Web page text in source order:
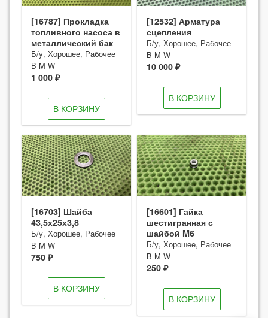
[16787] Прокладка
топливного насоса в
металлический бак
Б/у, Хорошее, Рабочее
B M W
1 000 ₽
В КОРЗИНУ
[12532] Арматура
сцепления
Б/у, Хорошее, Рабочее
B M W
10 000 ₽
В КОРЗИНУ
[16703] Шайба
43,5х25х3,8
Б/у, Хорошее, Рабочее
B M W
750 ₽
В КОРЗИНУ
[16601] Гайка
шестигранная с
шайбой M6
Б/у, Хорошее, Рабочее
B M W
250 ₽
В КОРЗИНУ